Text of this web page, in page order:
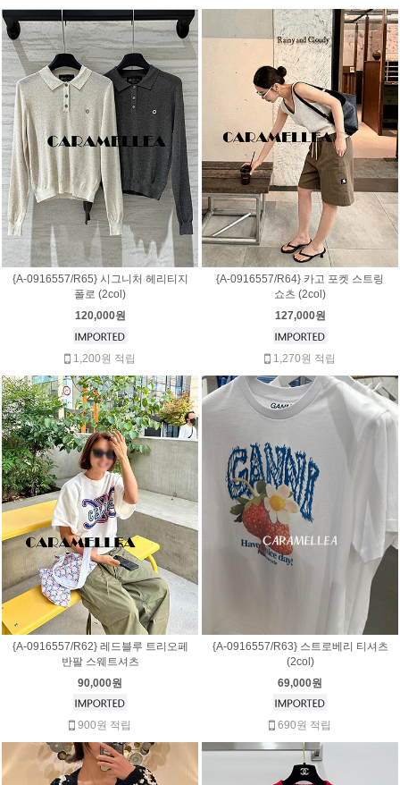
{A-0916557/R65} 시그니처 헤리티지
폴로 (2col)
120,000원
1,200원 적립
{A-0916557/R64} 카고 포켓 스트링
쇼츠 (2col)
127,000원
1,270원 적립
{A-0916557/R62} 레드블루 트리오페
반팔 스웨트셔츠
90,000원
900원 적립
{A-0916557/R63} 스트로베리 티셔츠
(2col)
69,000원
690원 적립